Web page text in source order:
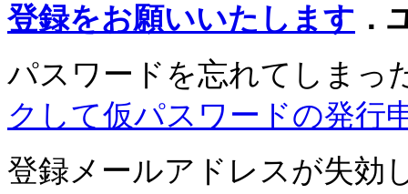
登録をお願いいたします ．
パスワードを忘れてしまっ
クして仮パスワードの発行
登録メールアドレスが失効